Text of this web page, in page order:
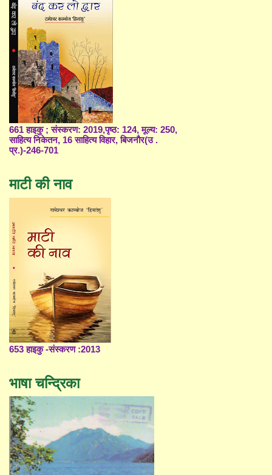
661 हाइकु ; संस्करण: 2019,पृष्ठ: 124, मूल्य: 250,
साहित्य निकेतन, 16 साहित्य विहार, बिजनौर(उ .
प्र.)-246-701
माटी की नाव
653 हाइकु -संस्करण :2013
भाषा चन्द्रिका